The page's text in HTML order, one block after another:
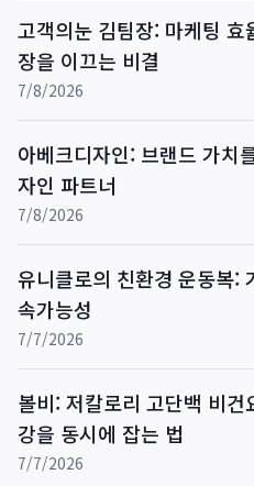
고객의눈 김팀장: 마케팅
장을 이끄는 비결
7/8/2026
아베크디자인: 브랜드 가치
자인 파트너
7/8/2026
유니클로의 친환경 운동복:
속가능성
7/7/2026
볼비: 저칼로리 고단백 비
강을 동시에 잡는 법
7/7/2026